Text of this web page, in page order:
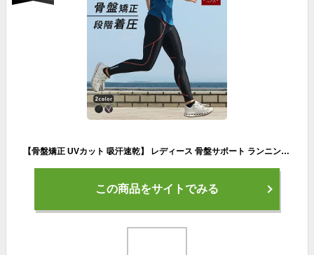
【骨盤矯正 UVカット 吸汗速乾】 レディース 骨盤サポート ランニングタイツ ロング 段階着圧 美脚 ランニングウェア 女性 ランニング マラソン ジョギング インナー コンプレッション タイツ レギンス スパッツ 防臭 ダイエット parppy パーピー あす楽
この商品をサイトでみる